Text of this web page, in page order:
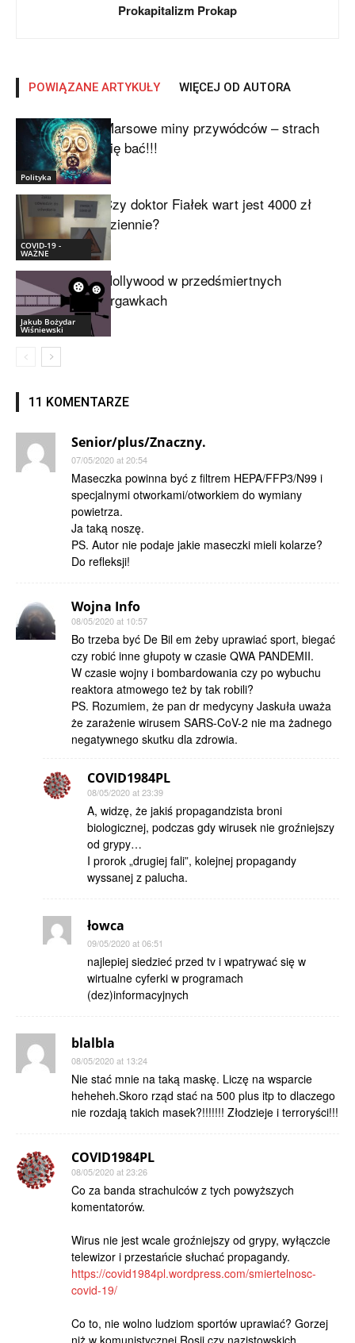
Prokapitalizm Prokap
POWIĄZANE ARTYKUŁY WIĘCEJ OD AUTORA
Polityka
Marsowe miny przywódców – strach
się bać!!!
COVID-19 -
WAŻNE
Czy doktor Fiałek wart jest 4000 zł
dziennie?
Jakub Bożydar
Wiśniewski
Hollywood w przedśmiertnych
drgawkach
11 KOMENTARZE
Senior/plus/Znaczny.
07/05/2020 at 20:54
Maseczka powinna być z filtrem HEPA/FFP3/N99 i
specjalnymi otworkami/otworkiem do wymiany
powietrza.
Ja taką noszę.
PS. Autor nie podaje jakie maseczki mieli kolarze?
Do refleksji!
Wojna Info
08/05/2020 at 10:57
Bo trzeba być De Bil em żeby uprawiać sport, biegać
czy robić inne głupoty w czasie QWA PANDEMII.
W czasie wojny i bombardowania czy po wybuchu
reaktora atmowego też by tak robili?
PS. Rozumiem, że pan dr medycyny Jaskuła uważa
że zarażenie wirusem SARS-CoV-2 nie ma żadnego
negatywnego skutku dla zdrowia.
COVID1984PL
08/05/2020 at 23:39
A, widzę, że jakiś propagandzista broni
biologicznej, podczas gdy wirusek nie groźniejszy
od grypy…
I prorok „drugiej fali”, kolejnej propagandy
wyssanej z palucha.
łowca
09/05/2020 at 06:51
najlepiej siedzieć przed tv i wpatrywać się w
wirtualne cyferki w programach
(dez)informacyjnych
blalbla
08/05/2020 at 13:24
Nie stać mnie na taką maskę. Liczę na wsparcie
heheheh.Skoro rząd stać na 500 plus itp to dlaczego
nie rozdają takich masek?!!!!!!! Złodzieje i terroryści!!!
COVID1984PL
08/05/2020 at 23:26
Co za banda strachulców z tych powyższych
komentatorów.
Wirus nie jest wcale groźniejszy od grypy, wyłączcie
telewizor i przestańcie słuchać propagandy.
https://covid1984pl.wordpress.com/smiertelnosc-
covid-19/
Co to, nie wolno ludziom sportów uprawiać? Gorzej
niż w komunistycznej Rosji czy nazistowskich